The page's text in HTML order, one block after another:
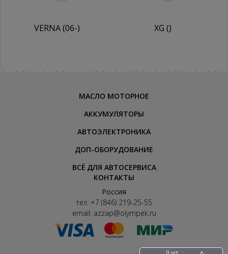
VERNA (06-) XG ()
МАСЛО МОТОРНОЕ
АККУМУЛЯТОРЫ
АВТОЭЛЕКТРОНИКА
ДОП-ОБОРУДОВАНИЕ
ВСЁ ДЛЯ АВТОСЕРВИСА
КОНТАКТЫ
Россия
тел: +7 (846) 219-25-55
email: azzap@olympek.ru
0 шт.